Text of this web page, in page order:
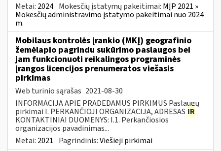
Metai: 2024 Mokesčių įstatymų pakeitimai: MĮP 2021 »
Mokesčių administravimo įstatymo pakeitimai nuo 2024
m.
Mobilaus kontrolės įrankio (MKĮ) geografinio
žemėlapio pagrindu sukūrimo paslaugos bei
jam funkcionuoti reikalingos programinės
įrangos licencijos prenumeratos viešasis
pirkimas
Web turinio sąrašas 2021-08-30
INFORMACIJA APIE PRADEDAMUS PIRKIMUS Paslaugų
pirkimai I. PERKANČIOJI ORGANIZACIJA, ADRESAS IR
KONTAKTINIAI DUOMENYS: I.1. Perkančiosios
organizacijos pavadinimas...
Metai: 2021 Pagrindinis:Viešieji pirkimai